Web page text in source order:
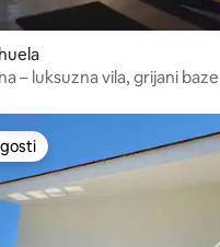
– luksuzna vila, grijani